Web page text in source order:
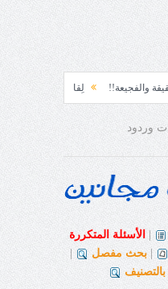
لِقاءُ في المَطَرِ! أين القيادة!!
وردود
الأسئلة المتكررة
بحث مفصل